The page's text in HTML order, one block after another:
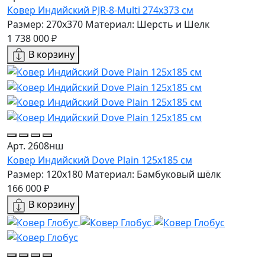
Ковер Индийский PJR-8-Multi 274x373 см
Размер: 270x370 Материал: Шерсть и Шелк
1 738 000 ₽
В корзину
Арт. 2608нш
Ковер Индийский Dove Plain 125x185 см
Размер: 120x180 Материал: Бамбуковый шёлк
166 000 ₽
В корзину